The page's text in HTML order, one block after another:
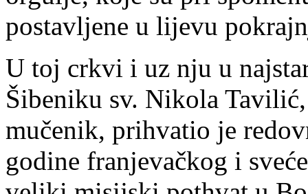
postavljene u lijevu
U toj crkvi i uz nju u
Šibeniku sv. Nikola
mučenik, prihvatio je
godine franjevačkog i